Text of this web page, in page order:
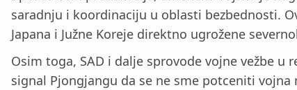
saradnju i koordinaciju u oblasti bezbednosti.
Japana i Južne Koreje direktno ugrožene
Osim toga, SAD i dalje sprovode vojne vežbe
signal Pjongjangu da se ne sme potceniti